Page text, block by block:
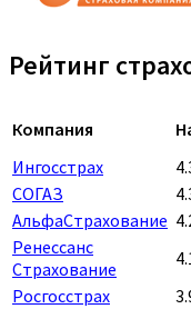
Рейтинг
Компания
Ингосстрах
СОГАЗ
АльфаСтрахование
Ренессанс
Страхование
Росгосстрах